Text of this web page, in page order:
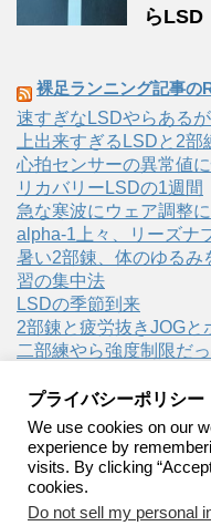
らLSD
裸足ランニング記事の
速すぎなLSDやらある
上出来すぎるLSDと2部
心拍センサーの異常値
リカバリーLSDの1週間
急な寒波にウェア調整
alpha-1上々、リーズナ
暑い2部錬、体のゆるみ
習の集中法
LSDの季節到来
2部錬と疲労抜きJOGと
二部練やら強度制限だ
裸
プライバシーポリシー
We use cookies on our
experience by
visits. By clicking
cookies.
Do not sell my personal